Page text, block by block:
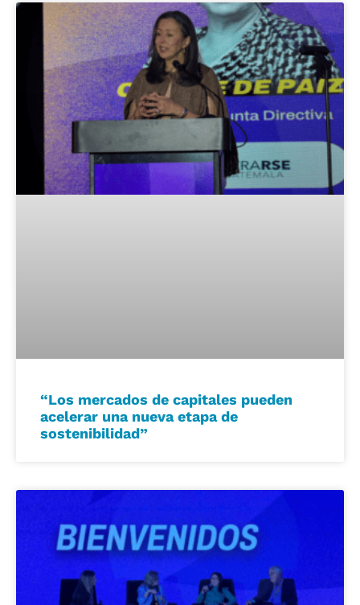
“Los mercados de capitales pueden
acelerar una nueva etapa de
sostenibilidad”